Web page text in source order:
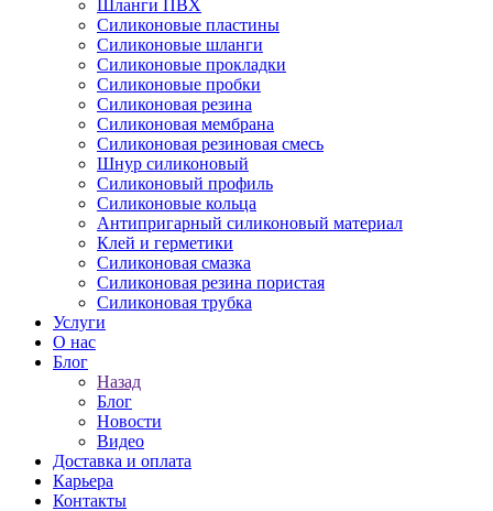
Шланги ПВХ
Силиконовые пластины
Силиконовые шланги
Силиконовые прокладки
Силиконовые пробки
Силиконовая резина
Силиконовая мембрана
Силиконовая резиновая смесь
Шнур силиконовый
Силиконовый профиль
Силиконовые кольца
Антипригарный силиконовый материал
Клей и герметики
Силиконовая смазка
Силиконовая резина пористая
Силиконовая трубка
Услуги
О нас
Блог
Назад
Блог
Новости
Видео
Доставка и оплата
Карьера
Контакты